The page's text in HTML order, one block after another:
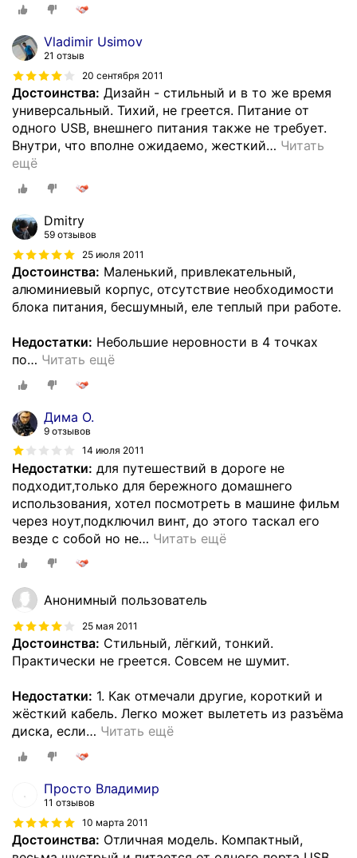
Vladimir Usimov
21 отзыв
20 сентября 2011
Достоинства: Дизайн - стильный и в то же время
универсальный. Тихий, не греется. Питание от
одного USB, внешнего питания также не требует.
Внутри, что вполне ожидаемо, жесткий… Читать
ещё
Dmitry
59 отзывов
25 июля 2011
Достоинства: Маленький, привлекательный,
алюминиевый корпус, отсутствие необходимости
блока питания, бесшумный, еле теплый при работе.
Недостатки: Небольшие неровности в 4 точках
по… Читать ещё
Дима О.
9 отзывов
14 июля 2011
Недостатки: для путешествий в дороге не
подходит,только для бережного домашнего
использования, хотел посмотреть в машине фильм
через ноут,подключил винт, до этого таскал его
везде с собой но не… Читать ещё
Анонимный пользователь
25 мая 2011
Достоинства: Стильный, лёгкий, тонкий.
Практически не греется. Совсем не шумит.
Недостатки: 1. Как отмечали другие, короткий и
жёсткий кабель. Легко может вылететь из разъёма
диска, если… Читать ещё
Просто Владимир
11 отзывов
10 марта 2011
Достоинства: Отличная модель. Компактный,